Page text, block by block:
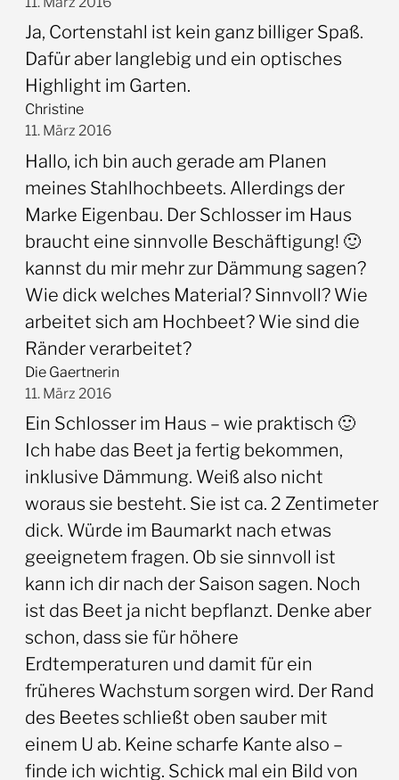
Ja, Cortenstahl ist kein ganz billiger Spaß.
Dafür aber langlebig und ein optisches
Highlight im Garten.
Christine
11. März 2016
Hallo, ich bin auch gerade am Planen
meines Stahlhochbeets. Allerdings der
Marke Eigenbau. Der Schlosser im Haus
braucht eine sinnvolle Beschäftigung! 🙂
kannst du mir mehr zur Dämmung sagen?
Wie dick welches Material? Sinnvoll? Wie
arbeitet sich am Hochbeet? Wie sind die
Ränder verarbeitet?
Die Gaertnerin
11. März 2016
Ein Schlosser im Haus – wie praktisch 🙂
Ich habe das Beet ja fertig bekommen,
inklusive Dämmung. Weiß also nicht
woraus sie besteht. Sie ist ca. 2 Zentimeter
dick. Würde im Baumarkt nach etwas
geeignetem fragen. Ob sie sinnvoll ist
kann ich dir nach der Saison sagen. Noch
ist das Beet ja nicht bepflanzt. Denke aber
schon, dass sie für höhere
Erdtemperaturen und damit für ein
früheres Wachstum sorgen wird. Der Rand
des Beetes schließt oben sauber mit
einem U ab. Keine scharfe Kante also –
finde ich wichtig. Schick mal ein Bild von